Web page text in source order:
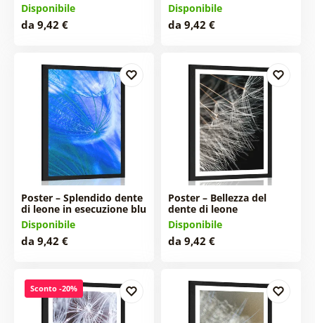
Disponibile
da 9,42 €
Disponibile
da 9,42 €
Poster – Splendido dente
di leone in esecuzione blu
Disponibile
da 9,42 €
Poster – Bellezza del
dente di leone
Disponibile
da 9,42 €
Sconto -20%